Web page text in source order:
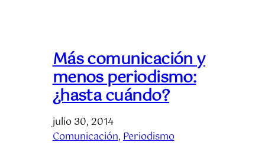
Más comunicación y
menos periodismo:
¿hasta cuándo?
julio 30, 2014
Comunicación, Periodismo